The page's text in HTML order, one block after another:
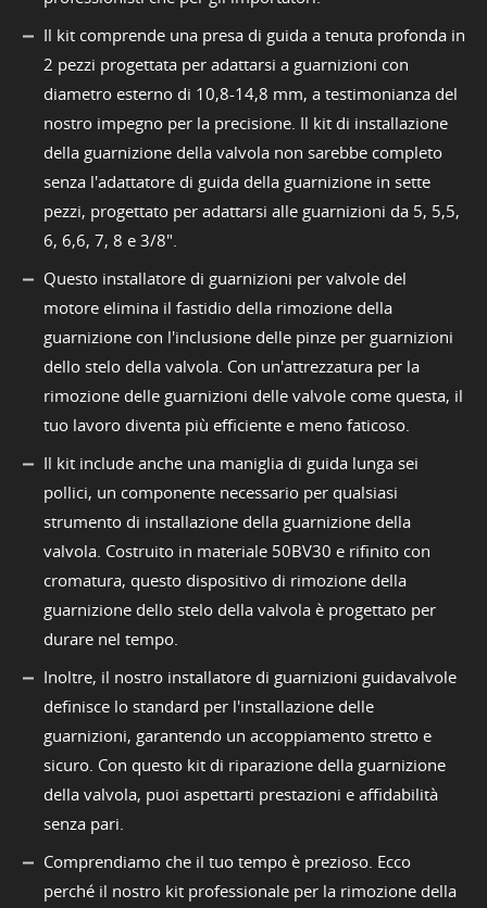
Il kit comprende una presa di guida a tenuta profonda in
2 pezzi progettata per adattarsi a guarnizioni con
diametro esterno di 10,8-14,8 mm, a testimonianza del
nostro impegno per la precisione. Il kit di installazione
della guarnizione della valvola non sarebbe completo
senza l'adattatore di guida della guarnizione in sette
pezzi, progettato per adattarsi alle guarnizioni da 5, 5,5,
6, 6,6, 7, 8 e 3/8".
Questo installatore di guarnizioni per valvole del
motore elimina il fastidio della rimozione della
guarnizione con l'inclusione delle pinze per guarnizioni
dello stelo della valvola. Con un'attrezzatura per la
rimozione delle guarnizioni delle valvole come questa, il
tuo lavoro diventa più efficiente e meno faticoso.
Il kit include anche una maniglia di guida lunga sei
pollici, un componente necessario per qualsiasi
strumento di installazione della guarnizione della
valvola. Costruito in materiale 50BV30 e rifinito con
cromatura, questo dispositivo di rimozione della
guarnizione dello stelo della valvola è progettato per
durare nel tempo.
Inoltre, il nostro installatore di guarnizioni guidavalvole
definisce lo standard per l'installazione delle
guarnizioni, garantendo un accoppiamento stretto e
sicuro. Con questo kit di riparazione della guarnizione
della valvola, puoi aspettarti prestazioni e affidabilità
senza pari.
Comprendiamo che il tuo tempo è prezioso. Ecco
perché il nostro kit professionale per la rimozione della